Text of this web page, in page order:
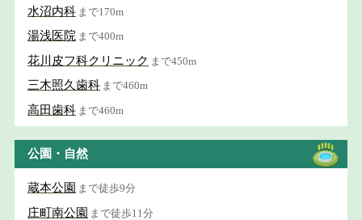
水沼内科 まで170m
湯浅医院 まで400m
花川皮フ科クリニック まで450m
三木照久歯科 まで460m
高田歯科 まで460m
公園・自然
蔵本公園 まで徒歩9分
庄町南公園 まで徒歩11分